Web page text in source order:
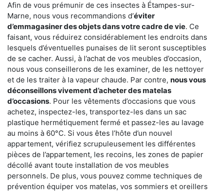
Afin de vous prémunir de ces insectes à Étampes-sur-
Marne, nous vous recommandions d’éviter
d’emmagasiner des objets dans votre cadre de vie. Ce
faisant, vous réduirez considérablement les endroits dans
lesquels d’éventuelles punaises de lit seront susceptibles
de se cacher. Aussi, à l’achat de vos meubles d’occasion,
nous vous conseillerons de les examiner, de les nettoyer
et de les traiter à la vapeur chaude. Par contre, nous vous
déconseillons vivement d’acheter des matelas
d’occasions. Pour les vêtements d’occasions que vous
achetez, inspectez-les, transportez-les dans un sac
plastique hermétiquement fermé et passez-les au lavage
au moins à 60°C. Si vous êtes l’hôte d’un nouvel
appartement, vérifiez scrupuleusement les différentes
pièces de l’appartement, les recoins, les zones de papier
décollé avant toute installation de vos meubles
personnels. De plus, vous pouvez comme techniques de
prévention équiper vos matelas, vos sommiers et oreillers